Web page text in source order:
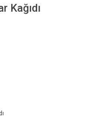
Kağıdı